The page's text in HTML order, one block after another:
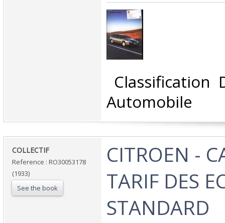
Classification
Automobile‎
‎COLLECTIF‎
Reference : RO30053178
(1933)
See the book
‎CITROEN -
TARIF DES
STANDARD‎